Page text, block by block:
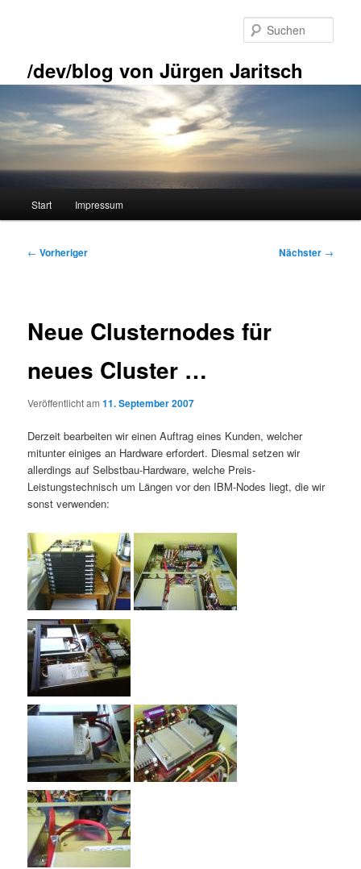
/dev/blog von Jürgen Jaritsch
Start Impressum
Beitragsnavigation
← Vorheriger Nächster →
Neue Clusternodes für
neues Cluster …
Veröffentlicht am11. September 2007
Derzeit bearbeiten wir einen Auftrag eines Kunden, welcher
mitunter einiges an Hardware erfordert. Diesmal setzen wir
allerdings auf Selbstbau-Hardware, welche Preis-
Leistungstechnisch um Längen vor den IBM-Nodes liegt, die wir
sonst verwenden: